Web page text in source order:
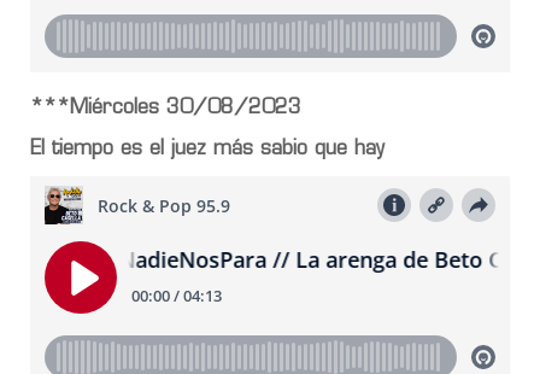
***Miércoles 30/08/2023
El tiempo es el juez más sabio que hay